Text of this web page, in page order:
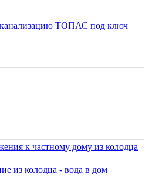
ТОПАС под ключ
из колодца - вода в дом